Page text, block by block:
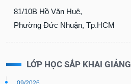
81/10B Hồ Văn Huê,
Phường Đức Nhuận, Tp.HCM
LỚP HỌC SẮP KHAI GIẢNG